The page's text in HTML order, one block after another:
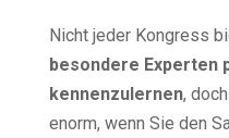
Nicht jeder Kongress
besondere Experten
kennenzulernen,
enorm, wenn Sie den